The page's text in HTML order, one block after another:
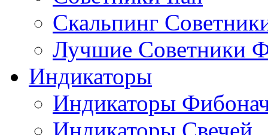
Скальпинг
Лучшие Советники
Индикаторы
Индикаторы
Индикаторы Свечей